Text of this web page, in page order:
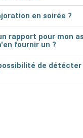
en soirée ?
rapport pour mon
fournir un ?
de